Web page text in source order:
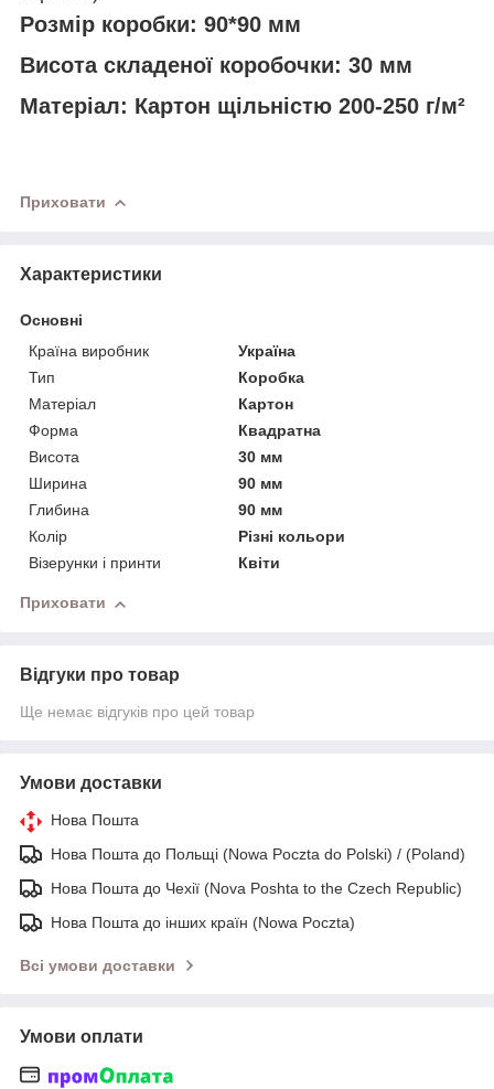
Розмір коробки: 90*90 мм
Висота складеної коробочки: 30 мм
Матеріал: Картон щільністю 200-250 г/м²
Приховати
Характеристики
Основні
Країна виробник
Україна
Тип
Коробка
Матеріал
Картон
Форма
Квадратна
Висота
30 мм
Ширина
90 мм
Глибина
90 мм
Колір
Різні кольори
Візерунки і принти
Квіти
Приховати
Відгуки про товар
Ще немає відгуків про цей товар
Умови доставки
Нова Пошта
Нова Пошта до Польщі (Nowa Poczta do Polski) / (Poland)
Нова Пошта до Чехії (Nova Poshta to the Czech Republic)
Нова Пошта до інших країн (Nowa Poczta)
Всі умови доставки
Умови оплати